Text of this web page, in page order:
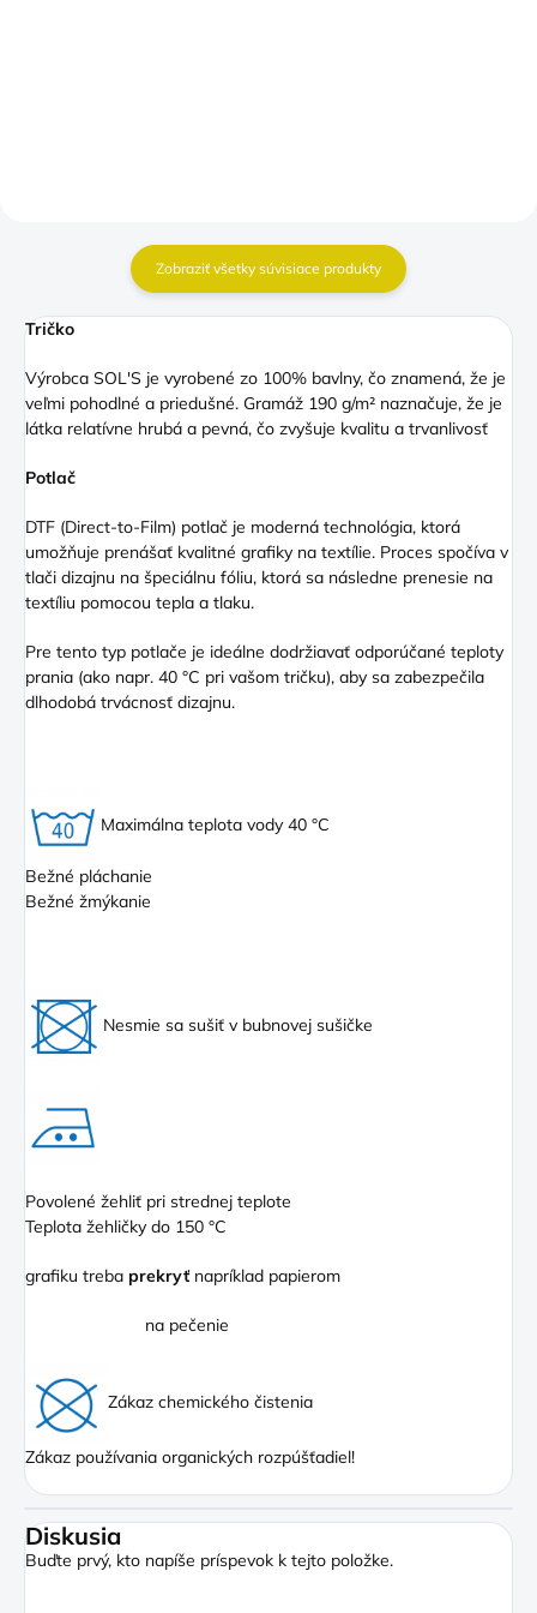
Zobraziť všetky súvisiace produkty
Tričko
Výrobca SOL'S je vyrobené zo 100% bavlny, čo znamená, že je
veľmi pohodlné a priedušné. Gramáž 190 g/m² naznačuje, že je
látka relatívne hrubá a pevná, čo zvyšuje kvalitu a trvanlivosť
Potlač
DTF (Direct-to-Film) potlač je moderná technológia, ktorá
umožňuje prenášať kvalitné grafiky na textílie. Proces spočíva v
tlači dizajnu na špeciálnu fóliu, ktorá sa následne prenesie na
textíliu pomocou tepla a tlaku.
Pre tento typ potlače je ideálne dodržiavať odporúčané teploty
prania (ako napr. 40 °C pri vašom tričku), aby sa zabezpečila
dlhodobá trvácnosť dizajnu.
Maximálna teplota vody 40 °C
Bežné pláchanie
Bežné žmýkanie
Nesmie sa sušiť v bubnovej sušičke
Povolené žehliť pri strednej teplote
Teplota žehličky do 150 °C
grafiku treba prekryť napríklad papierom
na pečenie
Zákaz chemického čistenia
Zákaz používania organických rozpúšťadiel!
Diskusia
Buďte prvý, kto napíše príspevok k tejto položke.